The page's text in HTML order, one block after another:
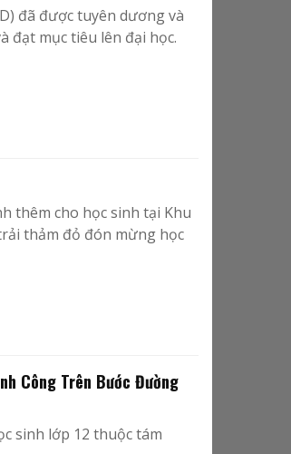
đã được tuyên dương và
đạt mục tiêu lên đại học.
thêm cho học sinh tại Khu
thảm đỏ đón mừng học
Công Trên Bước Đường
sinh lớp 12 thuộc tám